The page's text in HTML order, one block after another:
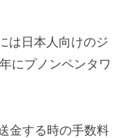
は日本人向けのジ
にプノンペンタワ
金する時の手数料